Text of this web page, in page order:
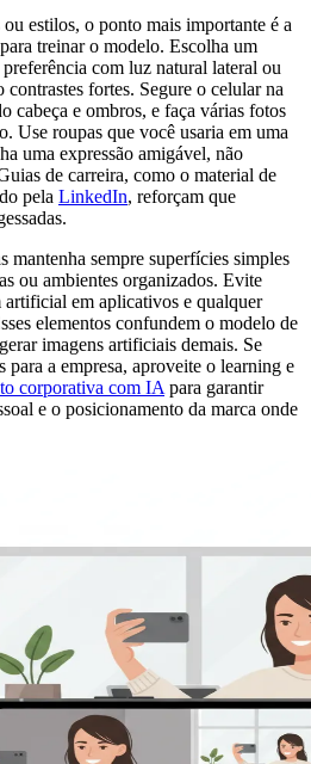
estilos, o ponto mais importante é a
treinar o modelo. Escolha um
com luz natural lateral ou
fortes. Segure o celular na
cabeça e ombros, e faça várias fotos
Use roupas que você usaria em uma
uma expressão amigável, não
de carreira, como o material de
pela LinkedIn, reforçam que
mantenha sempre superfícies simples
ou ambientes organizados. Evite
em aplicativos e qualquer
elementos confundem o modelo de
imagens artificiais demais. Se
a empresa, aproveite o learning e
corporativa com IA para garantir
e o posicionamento da marca onde